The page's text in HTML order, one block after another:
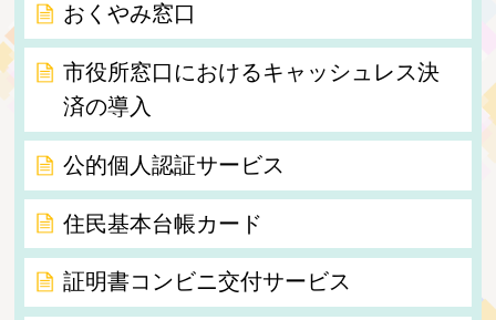
おくやみ窓口
市役所窓口におけるキャッシュレス決
済の導入
公的個人認証サービス
住民基本台帳カード
証明書コンビニ交付サービス